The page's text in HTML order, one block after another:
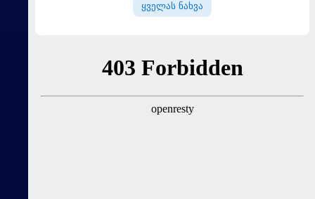
ყველას ნახვა